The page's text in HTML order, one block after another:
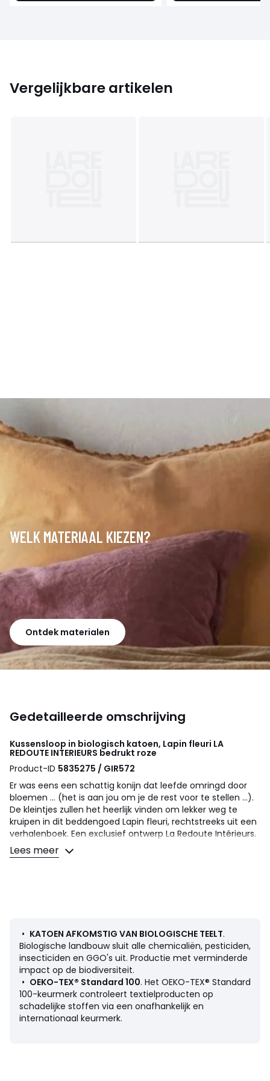
Vergelijkbare artikelen
WELK MATERIAAL KIEZEN?
Ontdek materialen
Gedetailleerde omschrijving
Kussensloop in biologisch katoen, Lapin fleuri LA
REDOUTE INTERIEURS bedrukt roze
Product-ID 5835275 / GIR572
Er was eens een schattig konijn dat leefde omringd door
bloemen ... (het is aan jou om je de rest voor te stellen ...).
De kleintjes zullen het heerlijk vinden om lekker weg te
kruipen in dit beddengoed Lapin fleuri, rechtstreeks uit een
verhalenboek. Een exclusief ontwerp La Redoute Intérieurs.
Katoen maakt deel uit van ons dagelijks leven. We houden
van zijn soepelheid en zachtheid. Gemakkelijk te gebruiken,
• 57 draden/cm²
• Rect gedrukt motief met plukjes afwerking voor
konijnenoren, verso kleine bloemmotieven
• Kussensloop afzonderlijk verkrijgbaar
Breng gedurende de seizoenen een persoonlijk touch door
het Lapin fleuri-assortiment te combineren met ons effen
assortiment van biologisch katoen Scenario.
Lees meer
• KATOEN AFKOMSTIG VAN BIOLOGISCHE TEELT.
Biologische landbouw sluit alle chemicaliën, pesticiden,
insecticiden en GGO's uit. Productie met verminderde
impact op de biodiversiteit.
• OEKO-TEX® Standard 100. Het OEKO-TEX® Standard
100-keurmerk controleert textielproducten op
schadelijke stoffen via een onafhankelijk en
internationaal keurmerk.